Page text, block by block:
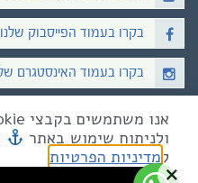
בקרו בעמוד הפייסבוק שלנו
בקרו בעמוד האינסטגרם
כל הזכויות
טלפון03-6879090
מייל mail@eco.co.il
×
ולניתוח שימוש באתר
למדיניות הפרטיות